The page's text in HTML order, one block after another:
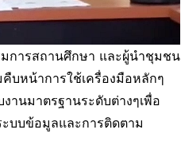
การสถานศึกษา และผู้นำชุมชน
บหน้าการใช้เครื่องมือหลักๆ
านมาตรฐานระดับต่างๆเพื่อ
ะบบข้อมูลและการติดตาม